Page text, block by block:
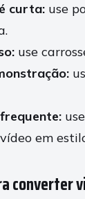
curta: use
use
em
converter